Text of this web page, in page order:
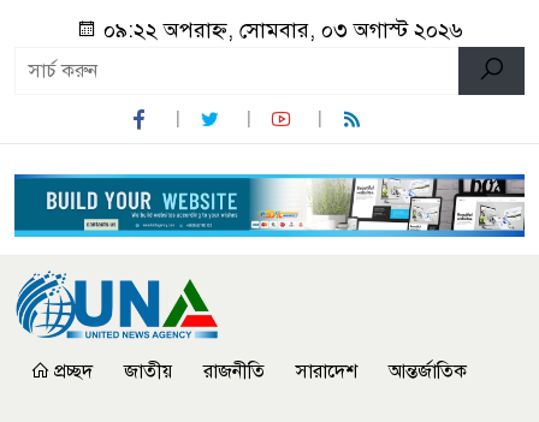
০৯:২২ অপরাহ্ন, সোমবার, ০৩ অগাস্ট ২০২৬
প্রচ্ছদ জাতীয় রাজনীতি সারাদেশ আন্তর্জাতিক